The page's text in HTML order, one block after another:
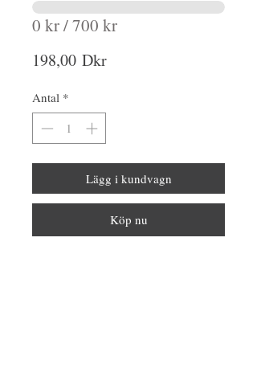
0 kr / 700 kr
198,00 DkrPris
Antal *
Lägg i kundvagn
Köp nu